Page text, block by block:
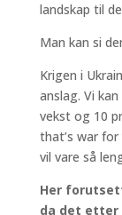
landskap til
Man kan si
Krigen i
anslag. Vi
vekst og 10
that’s war
vil vare så
Her
da det etter